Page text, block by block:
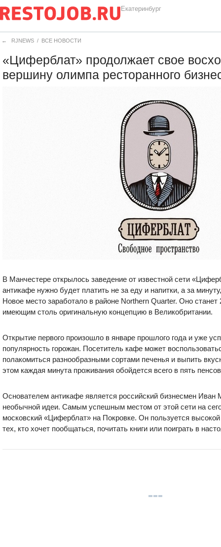
Екатеринбург
← RJNEWS / ВСЕ НОВОСТИ
«Циферблат» продолжает свое
вершину олимпа ресторанного
В Манчестере открылось заведение от известной сети
антикафе нужно будет платить не за еду и напитки, а за
Новое место заработало в районе Northern Quarter. Оно
имеющим столь оригинальную концепцию в Великобритании.
Открытие первого произошло в январе прошлого года и уже
популярность горожан. Посетитель кафе может
полакомиться разнообразными сортами печенья и выпить
этом каждая минута проживания обойдется всего в пять
Основателем антикафе является российский бизнесмен Иван
необычной идеи. Самым успешным местом от этой сети на
московский «Циферблат» на Покровке. Он пользуется
тех, кто хочет пообщаться, почитать книги или поиграть в